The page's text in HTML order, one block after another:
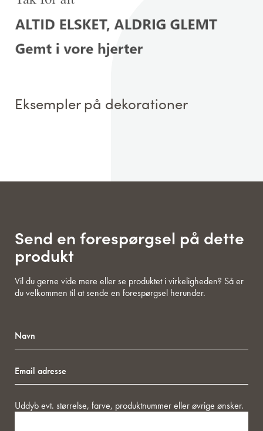
Eksempler på dekorationer
Send en forespørgsel på dette
produkt
Vil du gerne vide mere eller se produktet i virkeligheden? Så er
du velkommen til at sende en forespørgsel herunder.
adresse
Besked
Uddyb evt. størrelse, farve, produktnummer eller øvrige ønsker.